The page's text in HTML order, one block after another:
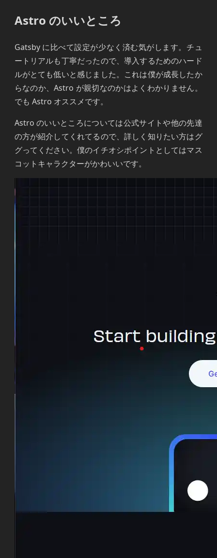
Astro のいいところ
Gatsby に比べて設定が少なく済む気がします。チュ
ートリアルも丁寧だったので、導入するためのハード
ルがとても低いと感じました。これは僕が成長したか
らなのか、Astro が親切なのかはよくわかりません。
でも Astro オススメです。
Astro のいいところについては公式サイトや他の先達
の方が紹介してくれてるので、詳しく知りたい方はグ
グってください。僕のイチオシポイントとしてはマス
コットキャラクターがかわいいです。